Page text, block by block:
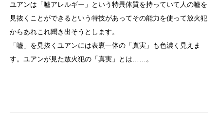
ユアンは「嘘アレルギー」という特異体質を持っていて人の嘘を
見抜くことができるという特技があってその能力を使って放火犯
からあれこれ聞き出そうとします。
「嘘」を見抜くユアンには表裏一体の「真実」も色濃く見えま
す。ユアンが見た放火犯の「真実」とは……。